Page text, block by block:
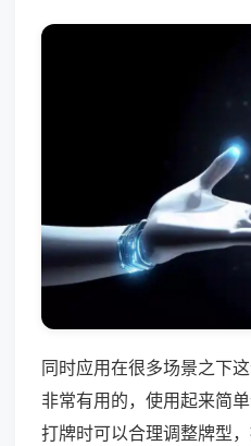
同时应用在很多场景之下
非常有用的，使用起来简
打牌时可以合理调整牌型